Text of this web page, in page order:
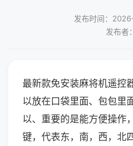
发布时间：
发布者
最新款免安装麻将机遥控
以放在口袋里面、包包里
以、重要的是能方便操作
键，代表东，南，西，北